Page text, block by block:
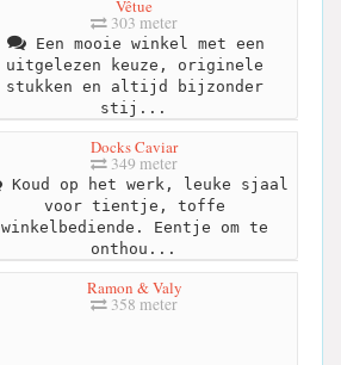
Vêtue
303 meter
Een mooie winkel met een
uitgelezen keuze, originele
stukken en altijd bijzonder
stij...
Docks Caviar
349 meter
Koud op het werk, leuke sjaal
voor tientje, toffe
winkelbediende. Eentje om te
onthou...
Ramon & Valy
358 meter